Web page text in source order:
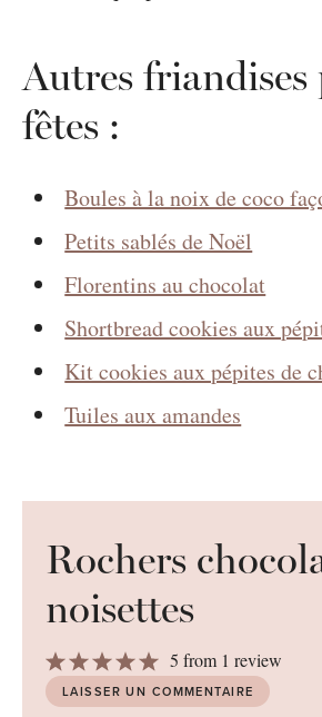
Autres friandises
fêtes :
Boules à la noix de coco
Petits sablés de Noël
Florentins au chocolat
Shortbread cookies aux
Kit cookies aux pépites de
Tuiles aux amandes
Rochers
noisettes
5
Stars
4
Stars
3
Stars
2
Stars
1
Star
5 from 1 review
LAISSER UN COMMENTAIRE